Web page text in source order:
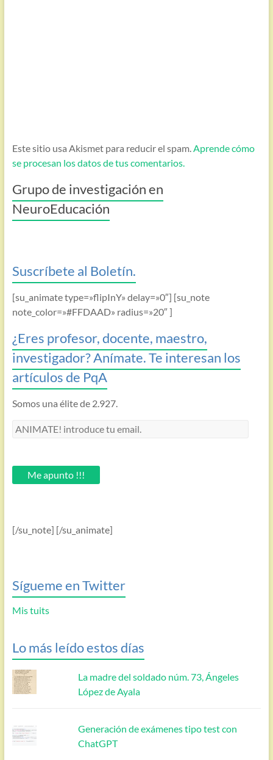
Este sitio usa Akismet para reducir el spam. Aprende cómo
se procesan los datos de tus comentarios.
Grupo de investigación en
NeuroEducación
Suscríbete al Boletín.
[su_animate type=»flipInY» delay=»0″] [su_note
note_color=»#FFDAAD» radius=»20″ ]
¿Eres profesor, docente, maestro,
investigador? Anímate. Te interesan los
artículos de PqA
Somos una élite de 2.927.
ANIMATE!
email.Me apunto !!!
[/su_note] [/su_animate]
Sígueme en Twitter
Mis tuits
Lo más leído estos días
La madre del soldado núm. 73, Ángeles
López de Ayala
Generación de exámenes tipo test con
ChatGPT